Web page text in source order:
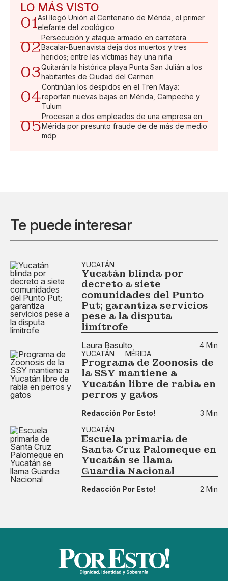
LO MÁS VISTO
01Así llegó Unión al Centenario de Mérida, el primer
elefante del zoológico
02
Persecución y ataque armado en carretera
Bacalar-Buenavista deja dos muertos y tres
heridos; entre las víctimas hay una niña
03Quitarán la histórica playa Punta San Julián a los
habitantes de Ciudad del Carmen
04
Continúan los despidos en el Tren Maya:
reportan nuevas bajas en Mérida, Campeche y
Tulum
05
Procesan a dos empleados de una empresa en
Mérida por presunto fraude de de más de medio
mdp
Te puede interesar
YUCATÁN
Yucatán blinda por
decreto a siete
comunidades del Punto
Put; garantiza servicios
pese a la disputa
limítrofe
Laura Basulto
4 Min
YUCATÁN
MÉRIDA
Programa de Zoonosis de
la SSY mantiene a
Yucatán libre de rabia en
perros y gatos
Redacción Por Esto!
3 Min
YUCATÁN
Escuela primaria de
Santa Cruz Palomeque en
Yucatán se llama
Guardia Nacional
Redacción Por Esto! 2 Min